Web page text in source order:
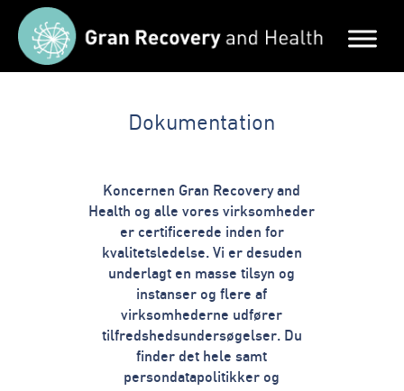
Dokumentation
Koncernen Gran Recovery and
Health og alle vores virksomheder
er certificerede inden for
kvalitetsledelse. Vi er desuden
underlagt en masse tilsyn og
instanser og flere af
virksomhederne udfører
tilfredshedsundersøgelser. Du
finder det hele samt
persondatapolitikker og